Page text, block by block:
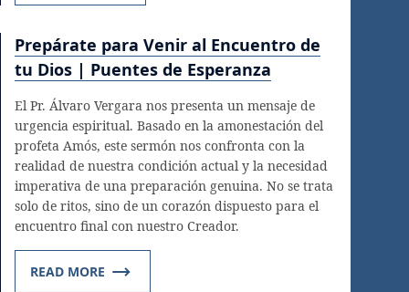
Prepárate para Venir al Encuentro de
tu Dios | Puentes de Esperanza
El Pr. Álvaro Vergara nos presenta un mensaje de
urgencia espiritual. Basado en la amonestación del
profeta Amós, este sermón nos confronta con la
realidad de nuestra condición actual y la necesidad
imperativa de una preparación genuina. No se trata
solo de ritos, sino de un corazón dispuesto para el
encuentro final con nuestro Creador.
READ MORE